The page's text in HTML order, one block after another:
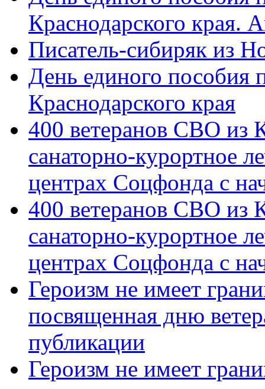
Краснодарского края.
Писатель-сибиряк из
День единого пособия
Краснодарского края
400 ветеранов СВО из
санаторно-курортное
центрах Соцфонда с
400 ветеранов СВО из
санаторно-курортное
центрах Соцфонда с
Героизм не имеет
посвященная дню
публикации
Героизм не имеет